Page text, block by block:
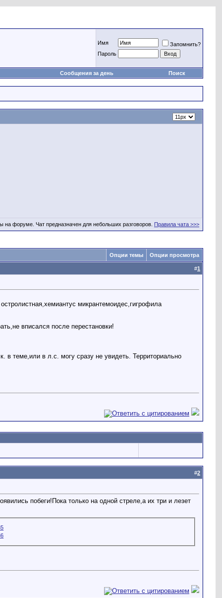
Имя
Запомнить?
Пароль
Сообщения за день Поиск
на форуме. Чат предназначен для небольших разговоров. Правила чата >>>
Опции темы Опции просмотра
#1
микрантемоидес,гигрофила
вписался после перестановки!
в теме,или в л.с. могу сразу не увидеть. Территориально
#2
побеги!Пока только на одной стреле,а их три и лезет